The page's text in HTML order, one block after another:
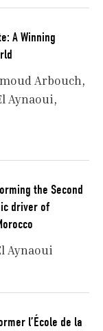
A Winning
Arbouch
Aynaoui
the Second
driver of
Aynaoui
l’École de la